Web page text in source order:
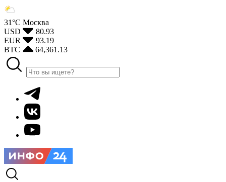
31°С Москва
USD
80.93
EUR
93.19
BTC
64,361.13